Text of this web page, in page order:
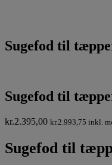
Sugefod til
Sugefod til
kr.2.395,00 kr.2.993,75 inkl.
Sugefod til